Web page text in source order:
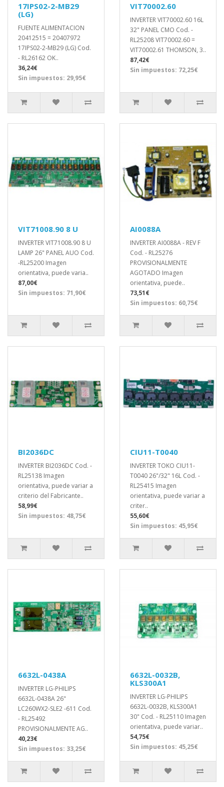
17IPS02-2-MB29
(LG)
FUENTE ALIMENTACION
20412515 = 20407972
17IPS02-2-MB29 (LG) Cod.
- RL26162 OK..
36,24€
Sin impuestos: 29,95€
VIT70002.60
INVERTER VIT70002.60 16L
32" PANEL CMO Cod. -
RL25208 VIT70002.60 =
VIT70002.61 THOMSON, 3..
87,42€
Sin impuestos: 72,25€
VIT71008.90 8 U
INVERTER VIT71008.90 8 U
LAMP 26" PANEL AUO Cod.
-RL25200 Imagen
orientativa, puede varia..
87,00€
Sin impuestos: 71,90€
AI0088A
INVERTER AI0088A - REV F
Cod. - RL25276
PROVISIONALMENTE
AGOTADO Imagen
orientativa, puede..
73,51€
Sin impuestos: 60,75€
BI2036DC
INVERTER BI2036DC Cod. -
RL25138 Imagen
orientativa, puede variar a
criterio del Fabricante..
58,99€
Sin impuestos: 48,75€
CIU11-T0040
INVERTER TOKO CIU11-
T0040 26"/32" 16L Cod. -
RL25415 Imagen
orientativa, puede variar a
criter..
55,60€
Sin impuestos: 45,95€
6632L-0438A
INVERTER LG-PHILIPS
6632L-0438A 26"
LC260WX2-SLE2 -611 Cod.
- RL25492
PROVISIONALMENTE AG..
40,23€
Sin impuestos: 33,25€
6632L-0032B,
KLS300A1
INVERTER LG-PHILIPS
6632L-0032B, KLS300A1
30" Cod. - RL25110 Imagen
orientativa, puede variar..
54,75€
Sin impuestos: 45,25€